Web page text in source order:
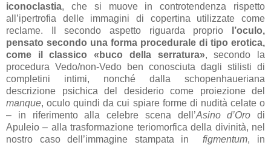
iconoclastia, che si muove in controtendenza rispetto
all’ipertrofia delle immagini di copertina utilizzate come
reclame. Il secondo aspetto riguarda proprio
l’oculo,
pensato secondo una forma procedurale di tipo erotica,
come il classico «buco della serratura», secondo la
procedura Vedo/non-Vedo ben conosciuta dagli stilisti di
completini intimi, nonché dalla schopenhaueriana
descrizione psichica del desiderio come proiezione del
manque, oculo quindi da cui spiare forme di nudità celate o
– in riferimento alla celebre scena dell’Asino d’Oro di
Apuleio – alla trasformazione teriomorfica della divinità, nel
nostro caso dell’immagine stampata infigmentum, in